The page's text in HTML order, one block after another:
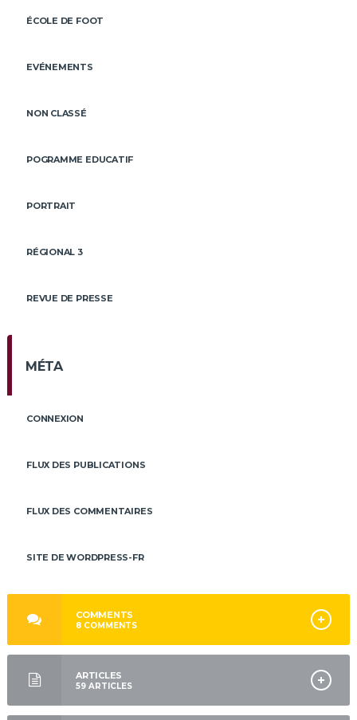
ÉCOLE DE FOOT
EVÉNEMENTS
NON CLASSÉ
POGRAMME EDUCATIF
PORTRAIT
RÉGIONAL 3
REVUE DE PRESSE
MÉTA
CONNEXION
FLUX DES PUBLICATIONS
FLUX DES COMMENTAIRES
SITE DE WORDPRESS-FR
COMMENTS
8 COMMENTS
ARTICLES
59 ARTICLES